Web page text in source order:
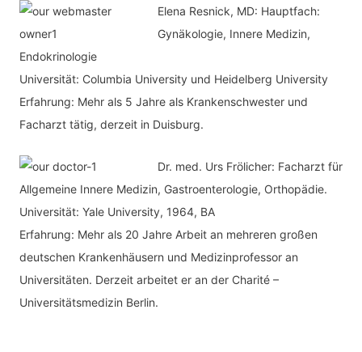
Elena Resnick, MD: Hauptfach:
Gynäkologie, Innere Medizin,
Endokrinologie
Universität: Columbia University und Heidelberg University
Erfahrung: Mehr als 5 Jahre als Krankenschwester und
Facharzt tätig, derzeit in Duisburg.
Dr. med. Urs Frölicher: Facharzt für
Allgemeine Innere Medizin, Gastroenterologie, Orthopädie.
Universität: Yale University, 1964, BA
Erfahrung: Mehr als 20 Jahre Arbeit an mehreren großen
deutschen Krankenhäusern und Medizinprofessor an
Universitäten. Derzeit arbeitet er an der Charité –
Universitätsmedizin Berlin.